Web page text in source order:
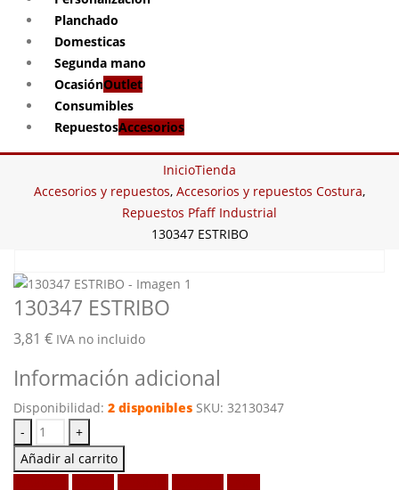
Planchado
Domesticas
Segunda mano
OcasiónOutlet
Consumibles
RepuestosAccesorios
InicioTienda
Accesorios y repuestos, Accesorios y repuestos Costura,
Repuestos Pfaff Industrial
130347 ESTRIBO
130347 ESTRIBO
3,81 € IVA no incluido
Información adicional
Disponibilidad: 2 disponibles SKU: 32130347
-
+
Añadir al carrito